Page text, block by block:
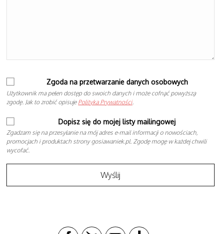
Zgoda na przetwarzanie danych osobowych
Użytkownik ma pełen dostęp do swoich danych i może cofnąć powyższą
zgodę. Jak to zrobić opisuje Polityka Prywatności.
Dopisz się do mojej listy mailingowej
Zgadzam się na przesyłanie na mój adres e-mail informacji o nowościach,
promocjach i produktach strony gosiawaniek.pl. Zgodę mogę w każdej chwili
wycofać.